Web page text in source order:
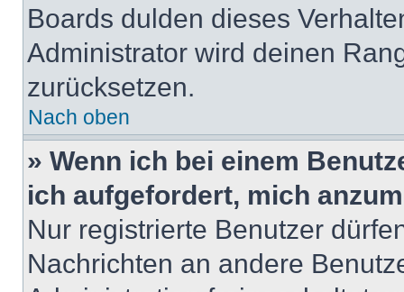
Boards dulden dieses
Administrator wird deinen
zurücksetzen.
Nach oben
» Wenn ich bei einem
ich aufgefordert, mich
Nur registrierte Benutzer
Nachrichten an andere